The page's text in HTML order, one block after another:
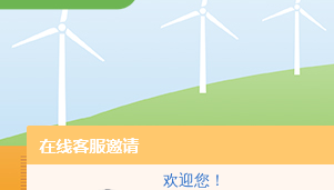
欢迎您！